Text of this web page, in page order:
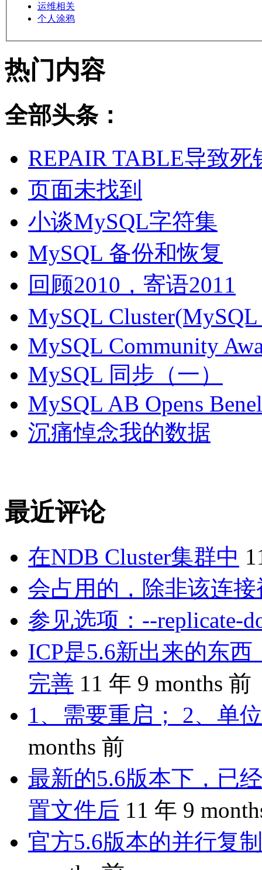
运维相关
个人涂鸦
热门内容
全部头条：
REPAIR TABLE导致死
页面未找到
小谈MySQL字符集
MySQL 备份和恢复
回顾2010，寄语2011
MySQL
MySQL Community
MySQL 同步（一）
MySQL AB Opens
沉痛悼念我的数据
最近评论
在NDB Cluster集群中
会占用的，除非该连
参见选项：--replicate-
ICP是5.6新出来的东
完善 11 年 9 months 前
1、需要重启； 2、单
months 前
最新的5.6版本下，已
置文件后 11 年 9
官方5.6版本的并行复